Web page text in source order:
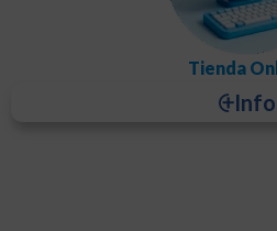
Expande tu negocio, llega a tus
y cobra a través de pasarelas de
Tienda
⨭Info